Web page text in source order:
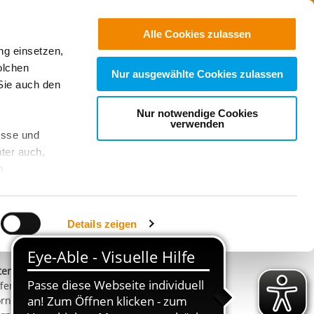
einsetzen,
auch den
und
auch,
. Wenn
Cookie-
Sie:
Details zeigen
Alle Cookies zulassen
Nur ausgewählte Cookies zulassen
Nur notwendige Cookies
verwenden
Suchen
Spenden
Jobs
Telefonnummer
015780631951
E-Mail an Britta Loos
E-Mail schreiben
Bund - IB West gGmbH
Ganztagsschule (OGS)